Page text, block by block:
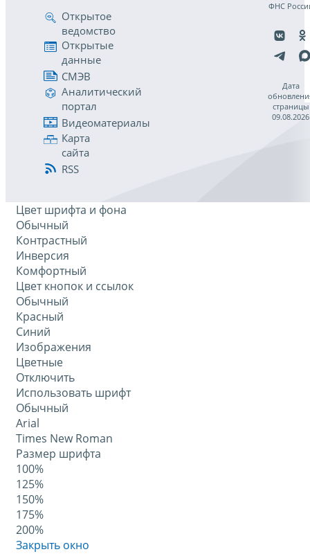
Открытое
ведомство
Открытые
данные
СМЭВ
Аналитический
портал
Видеоматериалы
Карта
сайта
RSS
ФНС
Дата
страницы
09.08.2026
Цвет шрифта и фона
Обычный
Контрастный
Инверсия
Комфортный
Цвет кнопок и ссылок
Обычный
Красный
Синий
Изображения
Цветные
Отключить
Использовать шрифт
Обычный
Arial
Times New Roman
Размер шрифта
100%
125%
150%
175%
200%
Закрыть окно